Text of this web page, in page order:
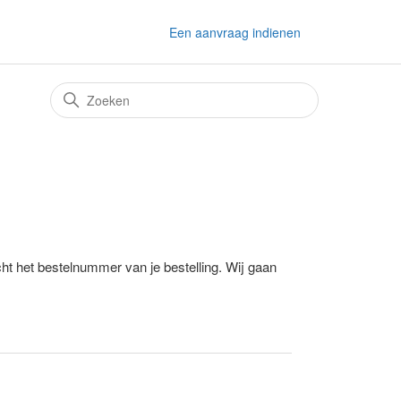
Een aanvraag indienen
het bestelnummer van je bestelling. Wij gaan